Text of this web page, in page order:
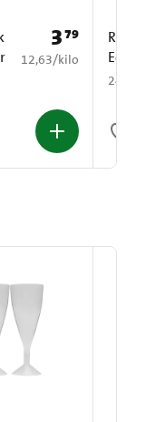
Prijs: € 3,79
379
€ 12,63 per kilo
12,63/kilo
Red
24 x